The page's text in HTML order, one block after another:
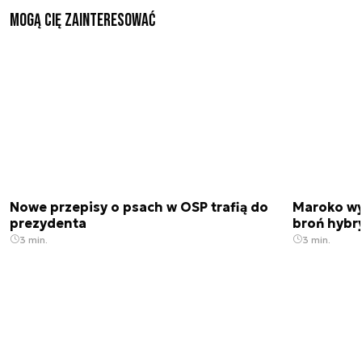
Mogą Cię zainteresować
Nowe przepisy o psach w OSP trafią do
prezydenta
3 min.
Maroko
broń
3 min.